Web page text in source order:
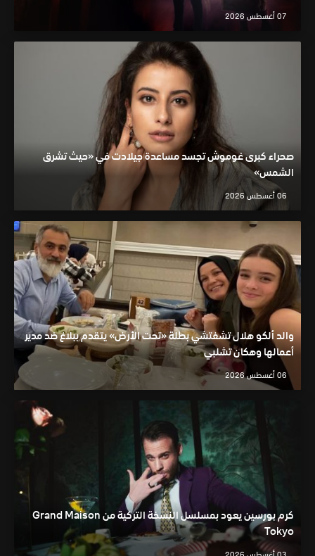
07 أغسطس 2026
صحراء كبرى غوموش تجسد مساعدة جيلادت في «حيث تشرق
الشمس»
06 أغسطس 2026
والد ألكو هلال تشفتشي بطلة «تحت الأرض» يتقدم ببلاغ ضد مدير
أعمالها وهكان تشلبي
06 أغسطس 2026
كرم بورسين يعود بمسلسل النسخة التركية من Grand Maison
Tokyo